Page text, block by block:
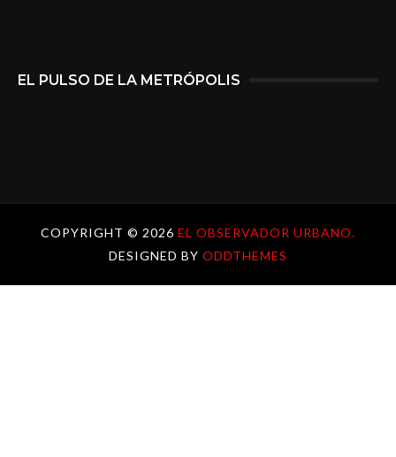
EL PULSO DE LA METRÓPOLIS
COPYRIGHT © 2026 EL OBSERVADOR URBANO.
DESIGNED BY ODDTHEMES